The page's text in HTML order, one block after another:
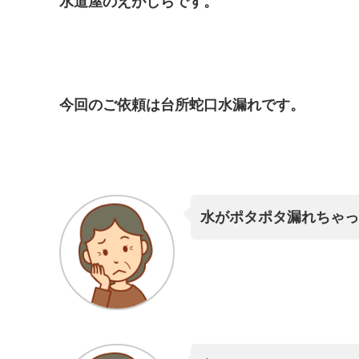
今回のご依頼は台所蛇口水漏れです。
水がポタポタ漏れちゃ